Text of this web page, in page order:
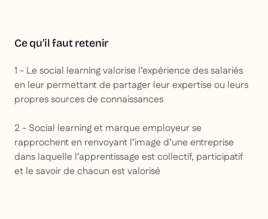
Ce qu’il faut retenir
1 - Le social learning valorise l’expérience des salariés
en leur permettant de partager leur expertise ou leurs
propres sources de connaissances
2 - Social learning et marque employeur se
rapprochent en renvoyant l’image d’une entreprise
dans laquelle l’apprentissage est collectif, participatif
et le savoir de chacun est valorisé